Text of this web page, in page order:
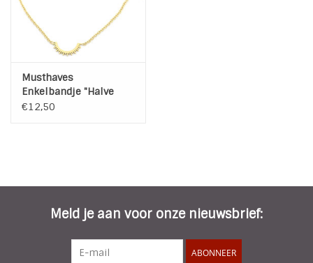
Musthaves
Enkelbandje "Halve
Zon" Stainless Steel
€12,50
Meld je aan voor onze nieuwsbrief:
ABONNEER